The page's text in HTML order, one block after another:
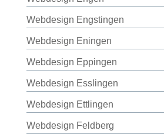
Webdesign Engstingen
Webdesign Eningen
Webdesign Eppingen
Webdesign Esslingen
Webdesign Ettlingen
Webdesign Feldberg